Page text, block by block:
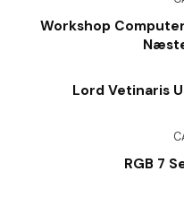
Workshop
Lord Vetinaris
RGB 7